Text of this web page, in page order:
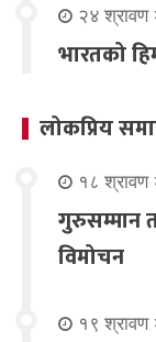
२४
भारतको
लोकप्रिय
१८ श्रावण
गुरुसम्मान
विमोचन
१९ श्रावण